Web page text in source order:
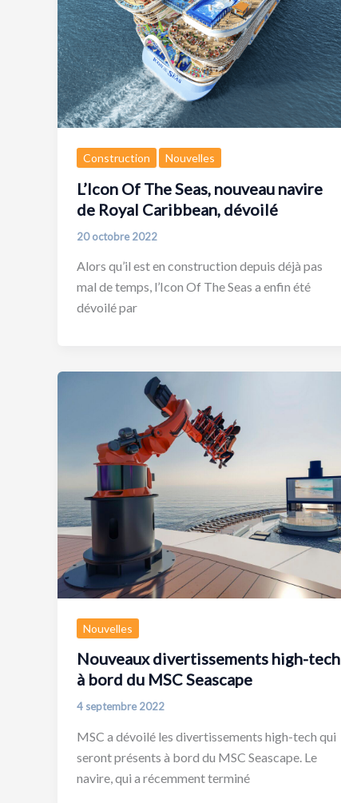
Construction Nouvelles
L’Icon Of The Seas, nouveau navire
de Royal Caribbean, dévoilé
20 octobre 2022
Alors qu’il est en construction depuis déjà pas
mal de temps, l’Icon Of The Seas a enfin été
dévoilé par
Nouvelles
Nouveaux divertissements high-tech
à bord du MSC Seascape
4 septembre 2022
MSC a dévoilé les divertissements high-tech qui
seront présents à bord du MSC Seascape. Le
navire, qui a récemment terminé